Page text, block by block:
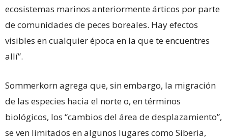
ecosistemas marinos anteriormente árticos por parte
de comunidades de peces boreales. Hay efectos
visibles en cualquier época en la que te encuentres
allí”.
Sommerkorn agrega que, sin embargo, la migración
de las especies hacia el norte o, en términos
biológicos, los “cambios del área de desplazamiento”,
se ven limitados en algunos lugares como Siberia,